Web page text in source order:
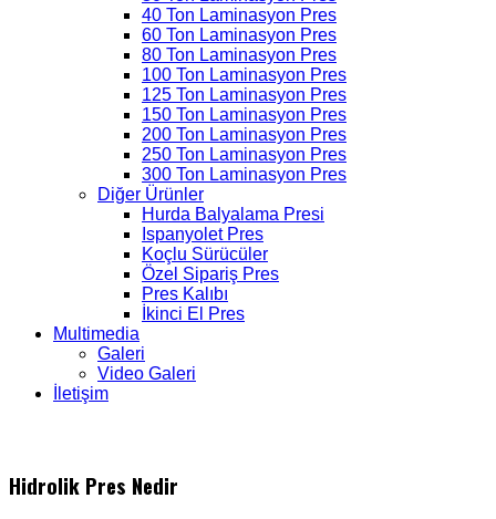
40 Ton Laminasyon Pres
60 Ton Laminasyon Pres
80 Ton Laminasyon Pres
100 Ton Laminasyon Pres
125 Ton Laminasyon Pres
150 Ton Laminasyon Pres
200 Ton Laminasyon Pres
250 Ton Laminasyon Pres
300 Ton Laminasyon Pres
Diğer Ürünler
Hurda Balyalama Presi
Ispanyolet Pres
Koçlu Sürücüler
Özel Sipariş Pres
Pres Kalıbı
İkinci El Pres
Multimedia
Galeri
Video Galeri
İletişim
Hidrolik Pres Nedir